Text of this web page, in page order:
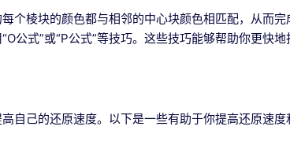
个棱块的颜色都与相邻的中心块颜色相匹配，从而完
公式”或“P公式”等技巧。这些技巧能够帮助你更快地
自己的还原速度。以下是一些有助于你提高还原速度